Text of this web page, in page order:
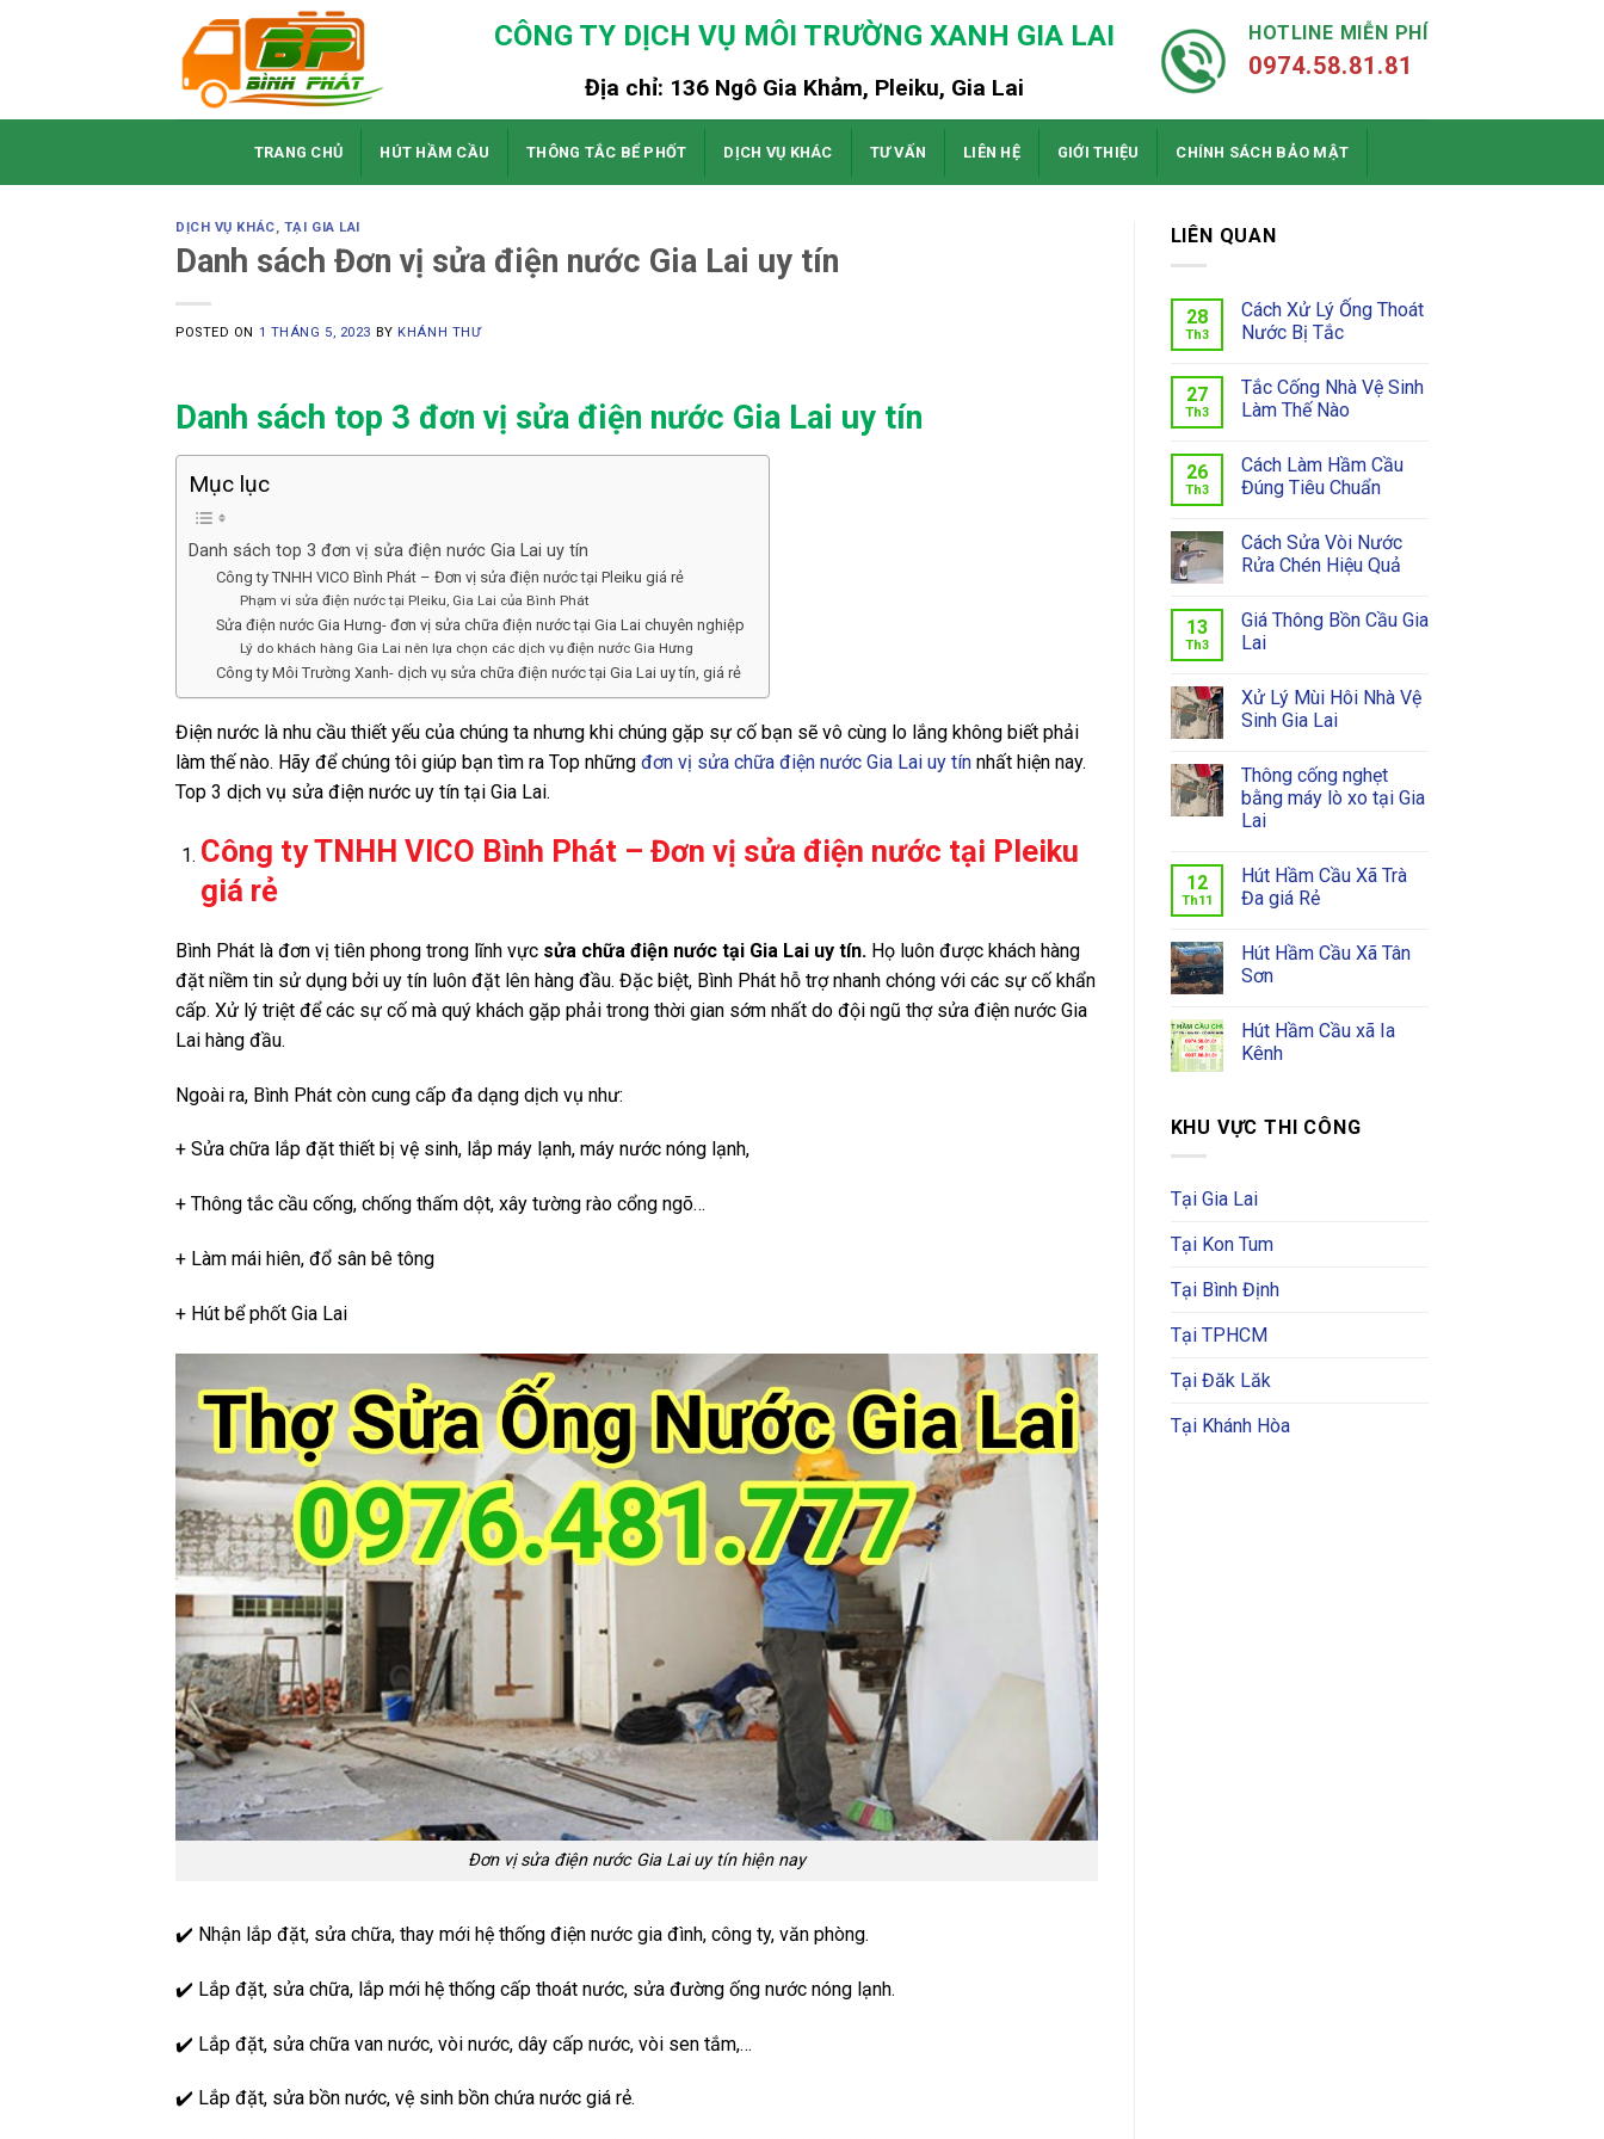
CÔNG TY DỊCH VỤ MÔI TRƯỜNG XANH GIA LAI
Địa chỉ: 136 Ngô Gia Khảm, Pleiku, Gia Lai
HOTLINE MIỄN PHÍ
0974.58.81.81
TRANG CHỦ HÚT HẦM CẦU THÔNG TẮC BỂ PHỐT DỊCH VỤ KHÁC TƯ VẤN LIÊN HỆ GIỚI THIỆU CHÍNH SÁCH BẢO MẬT
DỊCH VỤ KHÁC, TẠI GIA LAI
Danh sách Đơn vị sửa điện nước Gia Lai uy tín
POSTED ON 1 THÁNG 5, 2023 BY KHÁNH THƯ
Danh sách top 3 đơn vị sửa điện nước Gia Lai uy tín
Mục lục
Danh sách top 3 đơn vị sửa điện nước Gia Lai uy tín
Công ty TNHH VICO Bình Phát – Đơn vị sửa điện nước tại Pleiku giá rẻ
Phạm vi sửa điện nước tại Pleiku, Gia Lai của Bình Phát
Sửa điện nước Gia Hưng- đơn vị sửa chữa điện nước tại Gia Lai chuyên nghiệp
Lý do khách hàng Gia Lai nên lựa chọn các dịch vụ điện nước Gia Hưng
Công ty Môi Trường Xanh- dịch vụ sửa chữa điện nước tại Gia Lai uy tín, giá rẻ
Điện nước là nhu cầu thiết yếu của chúng ta nhưng khi chúng gặp sự cố bạn sẽ vô cùng lo lắng không biết phải
làm thế nào. Hãy để chúng tôi giúp bạn tìm ra Top những đơn vị sửa chữa điện nước Gia Lai uy tín nhất hiện nay.
Top 3 dịch vụ sửa điện nước uy tín tại Gia Lai.
Công ty TNHH VICO Bình Phát – Đơn vị sửa điện nước tại Pleiku
giá rẻ
Bình Phát là đơn vị tiên phong trong lĩnh vực sửa chữa điện nước tại Gia Lai uy tín. Họ luôn được khách hàng
đặt niềm tin sử dụng bởi uy tín luôn đặt lên hàng đầu. Đặc biệt, Bình Phát hỗ trợ nhanh chóng với các sự cố khẩn
cấp. Xử lý triệt để các sự cố mà quý khách gặp phải trong thời gian sớm nhất do đội ngũ thợ sửa điện nước Gia
Lai hàng đầu.
Ngoài ra, Bình Phát còn cung cấp đa dạng dịch vụ như:
+ Sửa chữa lắp đặt thiết bị vệ sinh, lắp máy lạnh, máy nước nóng lạnh,
+ Thông tắc cầu cống, chống thấm dột, xây tường rào cổng ngõ…
+ Làm mái hiên, đổ sân bê tông
+ Hút bể phốt Gia Lai
Đơn vị sửa điện nước Gia Lai uy tín hiện nay
✔️ Nhận lắp đặt, sửa chữa, thay mới hệ thống điện nước gia đình, công ty, văn phòng.
✔️ Lắp đặt, sửa chữa, lắp mới hệ thống cấp thoát nước, sửa đường ống nước nóng lạnh.
✔️ Lắp đặt, sửa chữa van nước, vòi nước, dây cấp nước, vòi sen tắm,…
✔️ Lắp đặt, sửa bồn nước, vệ sinh bồn chứa nước giá rẻ.
LIÊN QUAN
28
Th3
Cách Xử Lý Ống Thoát
Nước Bị Tắc
27
Th3
Tắc Cống Nhà Vệ Sinh
Làm Thế Nào
26
Th3
Cách Làm Hầm Cầu
Đúng Tiêu Chuẩn
Cách Sửa Vòi Nước
Rửa Chén Hiệu Quả
13
Th3
Giá Thông Bồn Cầu Gia
Lai
Xử Lý Mùi Hôi Nhà Vệ
Sinh Gia Lai
Thông cống nghẹt
bằng máy lò xo tại Gia
Lai
12
Th11
Hút Hầm Cầu Xã Trà
Đa giá Rẻ
Hút Hầm Cầu Xã Tân
Sơn
Hút Hầm Cầu xã Ia
Kênh
KHU VỰC THI CÔNG
Tại Gia Lai
Tại Kon Tum
Tại Bình Định
Tại TPHCM
Tại Đăk Lăk
Tại Khánh Hòa